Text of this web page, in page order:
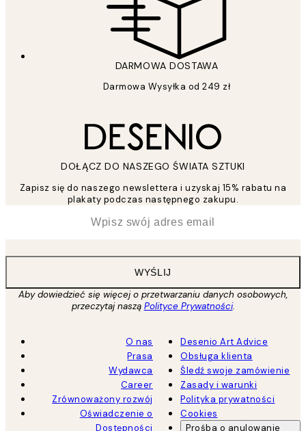
DARMOWA DOSTAWA
Darmowa Wysyłka od 249 zł
DOŁĄCZ DO NASZEGO ŚWIATA SZTUKI
Zapisz się do naszego newslettera i uzyskaj 15% rabatu na
plakaty podczas następnego zakupu.
WYŚLIJ
Aby dowiedzieć się więcej o przetwarzaniu danych osobowych,
przeczytaj naszą Polityce Prywatności.
O nas
Prasa
Wydawca
Career
Zrównoważony rozwój
Oświadczenie o
Dostępności
Desenio Art Advice
Obsługa klienta
Śledź swoje zamówienie
Zasady i warunki
Polityka prywatności
Cookies
Prośba o anulowanie